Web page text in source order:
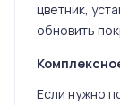
цветник,
обновить
Если нужно